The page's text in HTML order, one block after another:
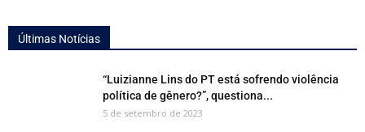
Últimas Notícias
“Luizianne Lins do PT está sofrendo violência
política de gênero?”, questiona...
5 de setembro de 2023